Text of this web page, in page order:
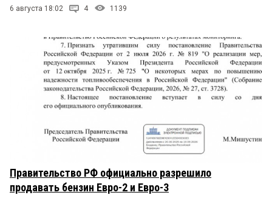
6 августа 18:02 4 1139
Правительство РФ официально разрешило
продавать бензин Евро-2 и Евро-3